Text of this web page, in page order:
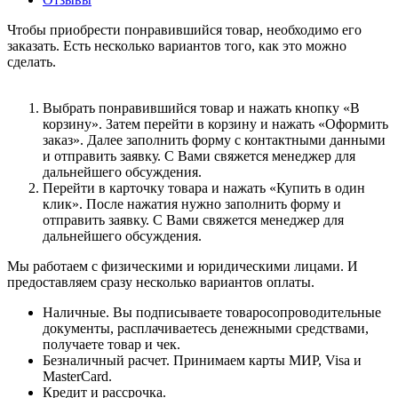
Чтобы приобрести понравившийся товар, необходимо его
заказать. Есть несколько вариантов того, как это можно
сделать.
Выбрать понравившийся товар и нажать кнопку «В
корзину». Затем перейти в корзину и нажать «Оформить
заказ». Далее заполнить форму с контактными данными
и отправить заявку. С Вами свяжется менеджер для
дальнейшего обсуждения.
Перейти в карточку товара и нажать «Купить в один
клик». После нажатия нужно заполнить форму и
отправить заявку. С Вами свяжется менеджер для
дальнейшего обсуждения.
Мы работаем с физическими и юридическими лицами. И
предоставляем сразу несколько вариантов оплаты.
Наличные. Вы подписываете товаросопроводительные
документы, расплачиваетесь денежными средствами,
получаете товар и чек.
Безналичный расчет. Принимаем карты МИР, Visa и
MasterCard.
Кредит и рассрочка.